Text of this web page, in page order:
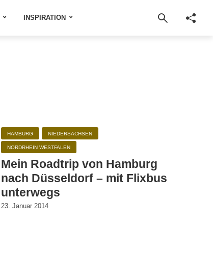
INSPIRATION
HAMBURG NIEDERSACHSEN
NORDRHEIN WESTFALEN
Mein Roadtrip von Hamburg
nach Düsseldorf – mit Flixbus
unterwegs
23. Januar 2014